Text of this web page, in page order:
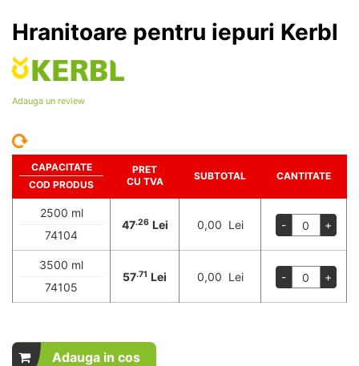
Hranitoare pentru iepuri Kerbl
Adauga un review
CAPACITATE
COD PRODUS
PRET
CU TVA
SUBTOTAL CANTITATE
2500 ml
74104
47.26 Lei 0,00 Lei - +
3500 ml
74105
57.71 Lei 0,00 Lei - +
Adauga in cos